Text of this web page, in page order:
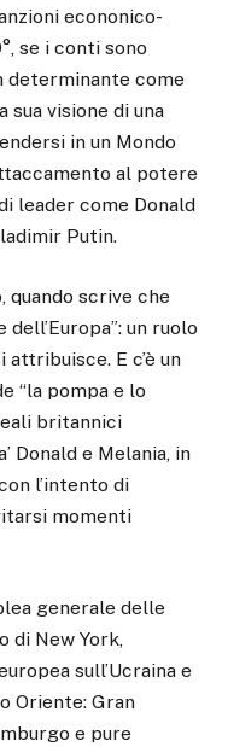
econonico-
se i conti sono
determinante come
visione di una
in un Mondo
al potere
leader come Donald
Putin.
quando scrive che
un ruolo
attribuisce. E c’è un
“la pompa e lo
britannici
Donald e Melania, in
l’intento di
momenti
generale delle
di New York,
sull’Ucraina e
Oriente: Gran
e pure